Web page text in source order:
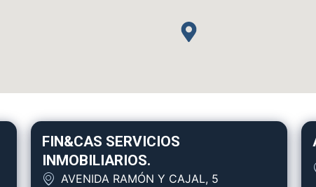
FIN&CAS SERVICIOS
INMOBILIARIOS.
AVENIDA RAMÓN Y CAJAL, 5